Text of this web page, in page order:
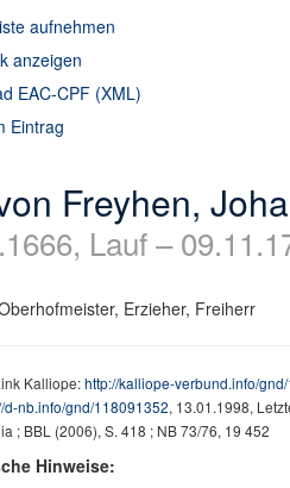
aufnehmen
anzeigen
EAC-CPF (XML)
Eintrag
Freyhen,
Lauf –
Erzieher, Freiherr
Kalliope:http://kalliope-verbund.info/
d-nb.info/gnd/118091352, 13.01.1998,
; BBL (2006), S. 418 ; NB 73/76, 19 452
Hinweise: